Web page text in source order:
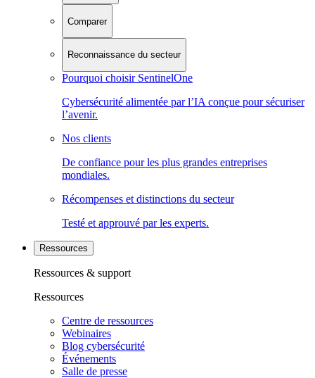
Comparer
Reconnaissance du secteur
Pourquoi choisir SentinelOne
Cybersécurité alimentée par l’IA conçue pour sécuriser
l’avenir.
Nos clients
De confiance pour les plus grandes entreprises
mondiales.
Récompenses et distinctions du secteur
Testé et approuvé par les experts.
Ressources
Ressources & support
Ressources
Centre de ressources
Webinaires
Blog cybersécurité
Événements
Salle de presse